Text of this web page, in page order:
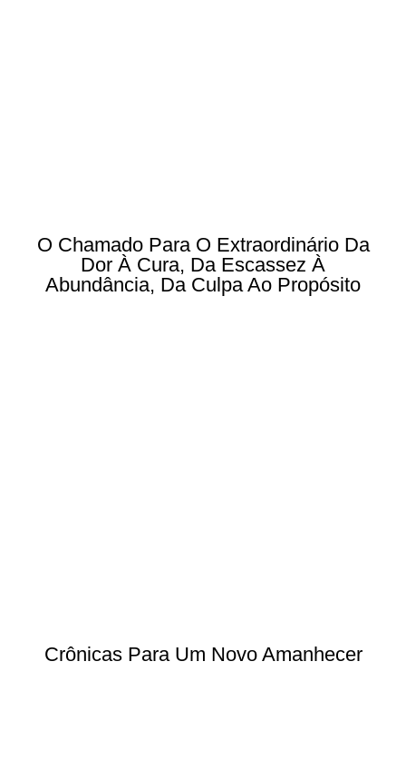
O Chamado Para O Extraordinário Da
Dor À Cura, Da Escassez À
Abundância, Da Culpa Ao Propósito
Crônicas Para Um Novo Amanhecer